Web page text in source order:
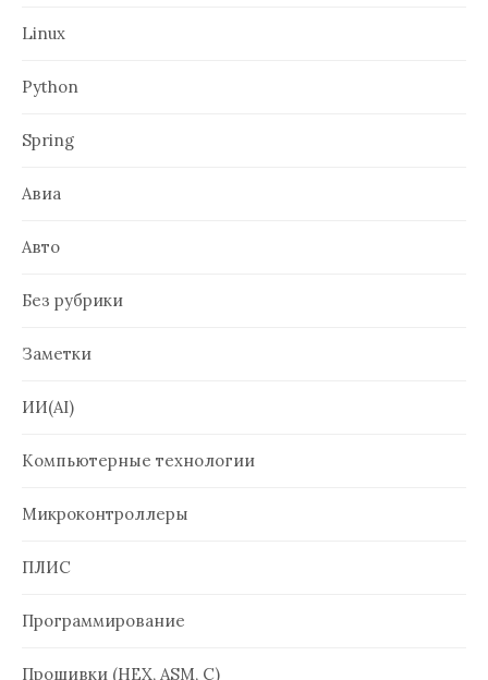
Linux
Python
Spring
Авиа
Авто
Без рубрики
Заметки
ИИ(AI)
Компьютерные технологии
Микроконтроллеры
ПЛИС
Программирование
Прошивки (HEX, ASM, C)